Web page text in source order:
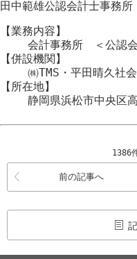
田中範雄公認会計士事務所
【業務内容】
会計事務所 ＜公認
【併設機関】
㈱TMS・平田晴久社
【所在地】
静岡県浜松市中央区
1386
前の記事へ